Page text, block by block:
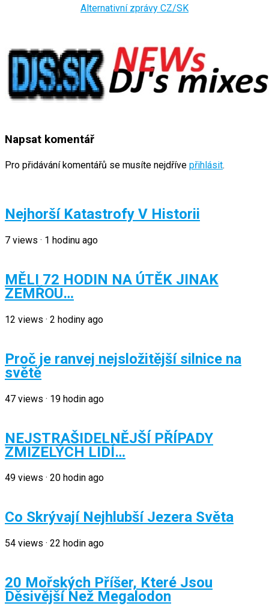
Alternativní zprávy CZ/SK
Napsat komentář
Pro přidávání komentářů se musíte nejdříve přihlásit.
Nejhorší Katastrofy V Historii
7 views · 1 hodinu ago
MĚLI 72 HODIN NA ÚTĚK JINAK
ZEMŘOU…
12 views · 2 hodiny ago
Proč je ranvej nejsložitější silnice na
světě
47 views · 19 hodin ago
NEJSTRAŠIDELNĚJŠÍ PŘÍPADY
ZMIZELÝCH LIDÍ…
49 views · 20 hodin ago
Co Skrývají Nejhlubší Jezera Světa
54 views · 22 hodin ago
20 Mořských Příšer, Které Jsou
Děsivější Než Megalodon